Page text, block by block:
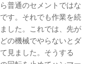
普通のセメントではな
す。それでも作業を続
した。これでは、先が
の機械でやらないとダ
見ました。そうする